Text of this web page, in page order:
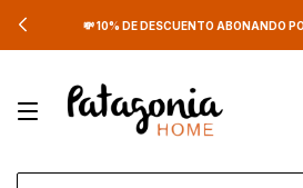
💸 10% DE DESCUENTO ABONANDO